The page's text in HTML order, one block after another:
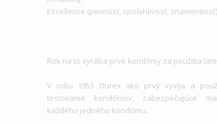
EXcellence (pevnosť, spoľahlivosť,
Rok na to vyrába prvé kondómy za použitia
V roku 1953 Durex ako prvý vyvíja a
testovanie kondómov, zabezpečujúce
každého jedného kondómu.